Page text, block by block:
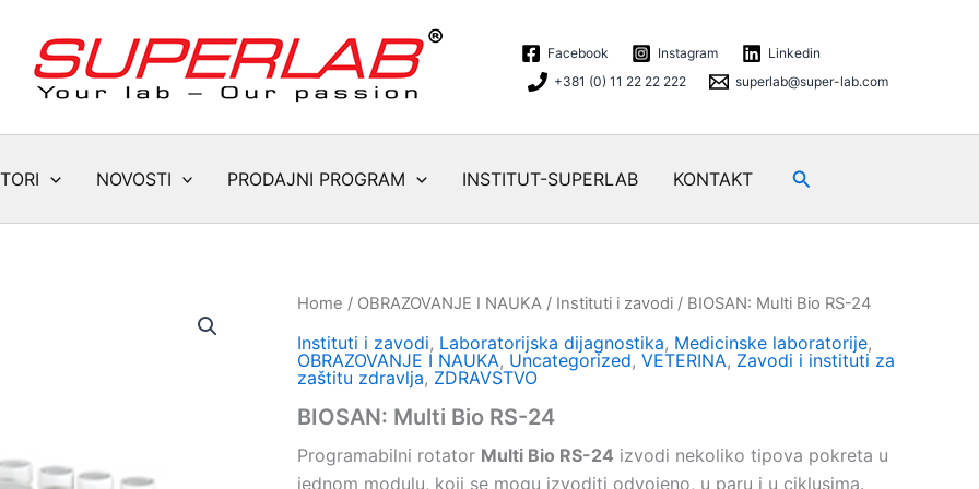
Facebook Instagram
Linkedin
+381 (0) 11 22 22 222
superlab@super-lab.com
NOVOSTI PRODAJNI PROGRAM INSTITUT-SUPERLAB KONTAKT Search
Home / OBRAZOVANJE I NAUKA / Instituti i zavodi / BIOSAN: Multi Bio RS-24
Instituti i zavodi, Laboratorijska dijagnostika, Medicinske laboratorije,
OBRAZOVANJE I NAUKA, Uncategorized, VETERINA, Zavodi i instituti za
zaštitu zdravlja, ZDRAVSTVO
BIOSAN: Multi Bio RS-24
Programabilni rotator Multi Bio RS-24 izvodi nekoliko tipova pokreta u
jednom modulu, koji se mogu izvoditi odvojeno, u paru i u ciklusima.